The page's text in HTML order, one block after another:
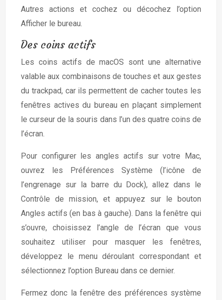
Autres actions et cochez ou décochez l’option
Afficher le bureau.
Des coins actifs
Les coins actifs de macOS sont une alternative
valable aux combinaisons de touches et aux gestes
du trackpad, car ils permettent de cacher toutes les
fenêtres actives du bureau en plaçant simplement
le curseur de la souris dans l’un des quatre coins de
l’écran.
Pour configurer les angles actifs sur votre Mac,
ouvrez les Préférences Système (l’icône de
l’engrenage sur la barre du Dock), allez dans le
Contrôle de mission, et appuyez sur le bouton
Angles actifs (en bas à gauche). Dans la fenêtre qui
s’ouvre, choisissez l’angle de l’écran que vous
souhaitez utiliser pour masquer les fenêtres,
développez le menu déroulant correspondant et
sélectionnez l’option Bureau dans ce dernier.
Fermez donc la fenêtre des préférences système